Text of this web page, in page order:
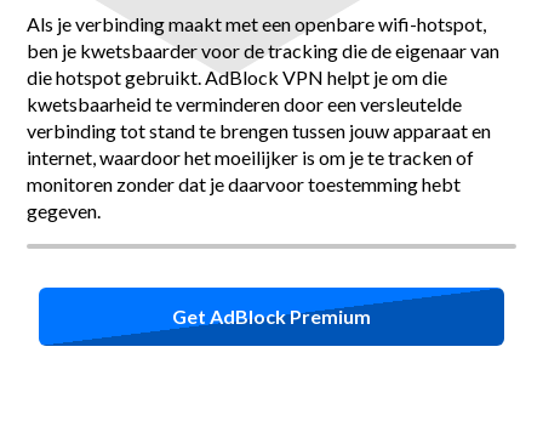
Als je verbinding maakt met een openbare wifi-hotspot,
ben je kwetsbaarder voor de tracking die de eigenaar van
die hotspot gebruikt.AdBlock VPN helpt je om die
kwetsbaarheid te verminderen door een versleutelde
verbinding tot stand te brengen tussen jouw apparaat en
internet, waardoor het moeilijker is om je te tracken of
monitoren zonder dat je daarvoor toestemming hebt
gegeven.
Get AdBlock Premium